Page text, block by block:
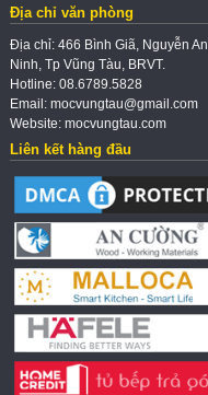
Địa chỉ văn phòng
Địa chỉ: 466 Bình Giã, Nguyễn An
Ninh, Tp Vũng Tàu, BRVT.
Hotline: 08.6789.5828
Email: mocvungtau@gmail.com
Website: mocvungtau.com
Liên kết hàng đầu